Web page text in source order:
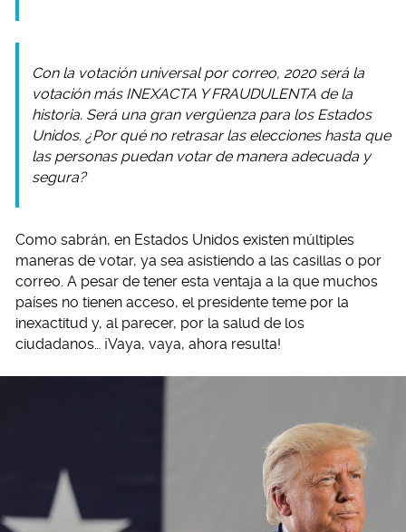
Con la votación universal por correo, 2020 será la
votación más INEXACTA Y FRAUDULENTA de la
historia. Será una gran vergüenza para los Estados
Unidos. ¿Por qué no retrasar las elecciones hasta que
las personas puedan votar de manera adecuada y
segura?
Como sabrán, en Estados Unidos existen múltiples
maneras de votar, ya sea asistiendo a las casillas o por
correo. A pesar de tener esta ventaja a la que muchos
países no tienen acceso, el presidente teme por la
inexactitud y, al parecer, por la salud de los
ciudadanos… ¡Vaya, vaya, ahora resulta!